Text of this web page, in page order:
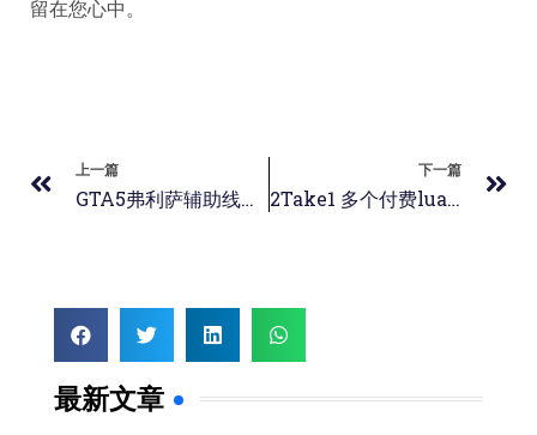
留在您心中。
上一篇
GTA5弗利萨辅助线上功能实战讲解助你成为巅峰玩家
下一篇
2Take1 多个付费lua脚本多开流程 21Pro+Zeus+Traveller+Heng
最新文章